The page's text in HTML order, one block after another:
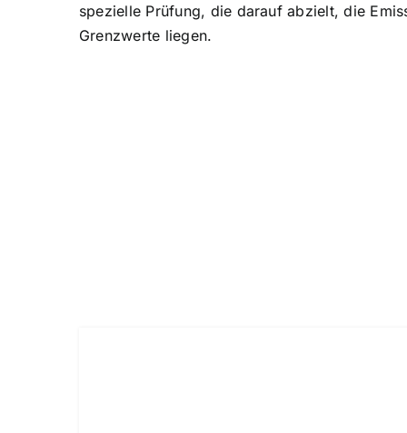
spezielle Prüfung, die darauf abzielt, die
Grenzwerte liegen.